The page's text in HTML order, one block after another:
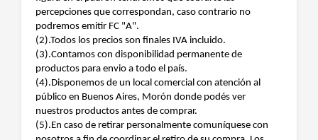
percepciones que correspondan, caso contrario no
podremos emitir FC "A".
(2).Todos los precios son finales IVA incluido.
(3).Contamos con disponibilidad permanente de
productos para envio a todo el país.
(4).Disponemos de un local comercial con atención al
público en Buenos Aires, Morón donde podés ver
nuestros productos antes de comprar.
(5).En caso de retirar personalmente comuníquese con